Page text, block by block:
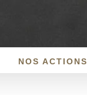
NOS ACTIONS